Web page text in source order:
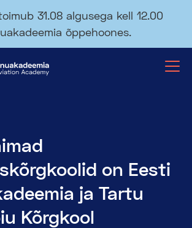
31.08 algusega kell 12.00
õppehoones.
on Eesti
ja Tartu
Kõrgkool